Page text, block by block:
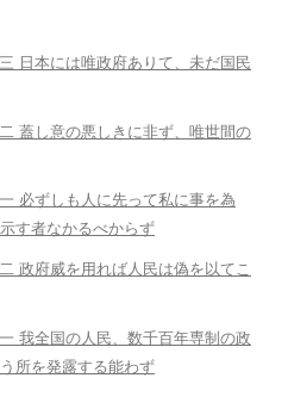
日本には唯政府ありて、未だ国民
蓋し意の悪しきに非ず、唯世間の
必ずしも人に先って私に事を為
す者なかるべからず
政府威を用れば人民は偽を以てこ
我全国の人民、数千百年専制の政
所を発露する能わず